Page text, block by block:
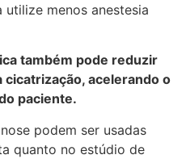
menos anestesia
também pode reduzir
acelerando o
paciente.
podem ser usadas
quanto no estúdio de